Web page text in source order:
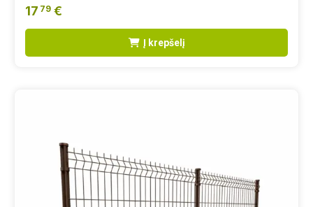
17 79 €
Į krepšelį